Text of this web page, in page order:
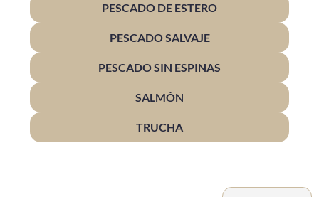
PESCADO DE ESTERO
PESCADO SALVAJE
PESCADO SIN ESPINAS
SALMÓN
TRUCHA